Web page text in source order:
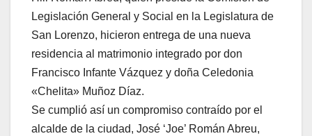
Legislación General y Social en la Legislatura de
San Lorenzo, hicieron entrega de una nueva
residencia al matrimonio integrado por don
Francisco Infante Vázquez y doña Celedonia
«Chelita» Muñoz Díaz.
Se cumplió así un compromiso contraído por el
alcalde de la ciudad, José ‘Joe’ Román Abreu,